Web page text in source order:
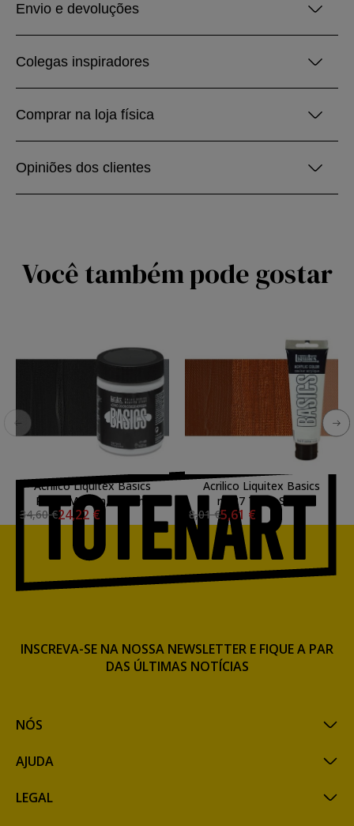
Envio e devoluções
Colegas inspiradores
Comprar na loja física
Opiniões dos clientes
Você também pode gostar
Acrilico Liquitex Basics
Preto Marfim, 946 ml.
34,60 €24,22 €
Acrilico Liquitex Basics
n.127 Terra Siena
Queimada, 118 ml.
8,01 €5,61 €
NÓS
AJUDA
LEGAL
INSCREVA-SE NA NOSSA NEWSLETTER E FIQUE A PAR
DAS ÚLTIMAS NOTÍCIAS